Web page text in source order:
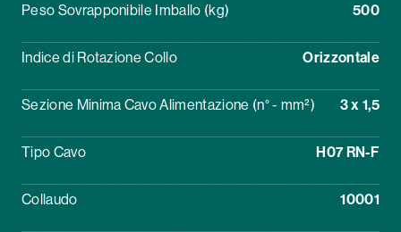
Peso Sovrapponibile Imballo (kg) 500
Indice di Rotazione Collo Orizzontale
Sezione Minima Cavo Alimentazione (n° - mm²) 3 x 1,5
Tipo Cavo H07 RN-F
Collaudo 10001